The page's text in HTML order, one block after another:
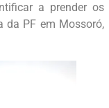
a prender os
da PF em Mossoró,